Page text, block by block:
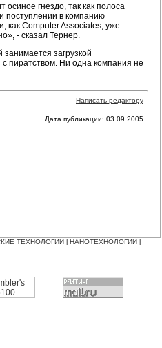
гнездо, так как полоса
поступлении в компанию
как Computer Associates, уже
- сказал Тернер.
загрузкой
пиратством. Ни одна компания не
Написать редактору
Дата публикации: 03.09.2005
ТЕХНОЛОГИИ НАНОТЕХНОЛОГИИ